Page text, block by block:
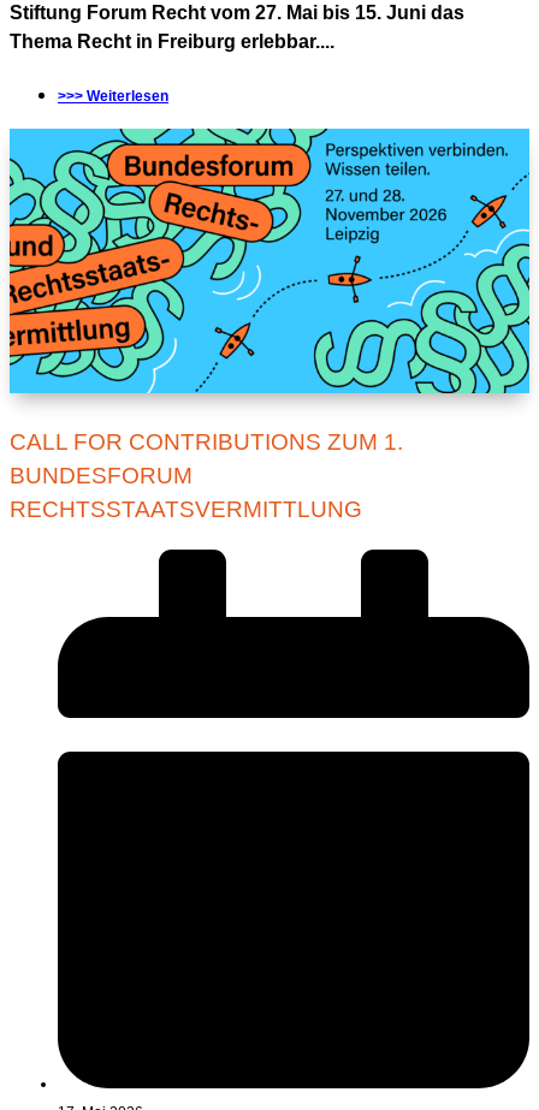
Stiftung Forum Recht vom 27. Mai bis 15. Juni das
Thema Recht in Freiburg erlebbar....
>>> Weiterlesen
CALL FOR CONTRIBUTIONS ZUM 1.
BUNDESFORUM
RECHTSSTAATSVERMITTLUNG